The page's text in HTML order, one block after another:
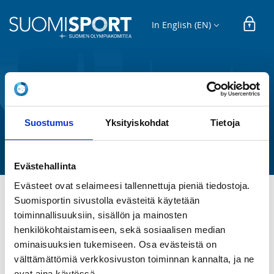
Suostumus Yksityiskohdat Tietoja
Evästehallinta
Evästeet ovat selaimeesi tallennettuja pieniä tiedostoja.
Suomisportin sivustolla evästeitä käytetään
toiminnallisuuksiin, sisällön ja mainosten
henkilökohtaistamiseen, sekä sosiaalisen median
ominaisuuksien tukemiseen. Osa evästeistä on
välttämättömiä verkkosivuston toiminnan kannalta, ja ne
In English (EN)
REGISTRATION
ti ONV HUOLTO kesä-26
Oulun Voimistelijat r.y.
ti ONV HUOLTO kesä-26 touko- ja kesäkuu klo 10-11
REGISTRATION PERIOD
Th 9.4.2026 at 00:00 - Tu 30.6.2026 at 00:00